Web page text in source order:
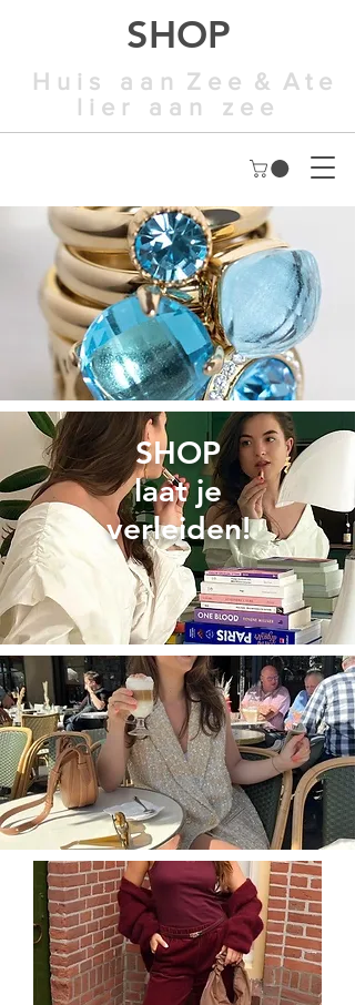
H u i s a a n Z e e & A t e
l i e r a a n z e e
SHOP
Filteren
SHOP
laat je
verleiden!